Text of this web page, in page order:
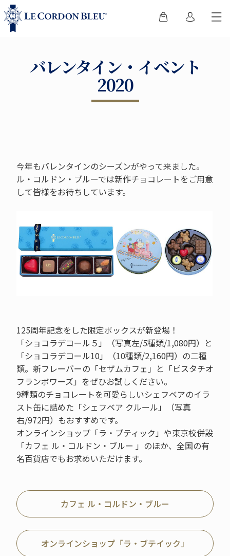
バレンタイン・イベント
2020
今年もバレンタインのシーズンがやって来ました。
ル・コルドン・ブルーでは新作チョコレートをご用意
して皆様をお待ちしています。
125周年記念をした限定ボックスが新登場！
「ショコラデコール５」（写真左/5種類/1,080円）と
「ショコラデコール10」（10種類/2,160円）の二種
類。新フレーバーの「セザムカフェ」と「ピスタチオ
フランボワーズ」をぜひお試しください。
9種類のチョコレートを可愛らしいシェフベアのイラ
スト缶に詰めた「シェフベア クルール」（写真
右/972円）もおすすめです。
オンラインショップ「ラ・ブティック」や東京校併設
「カフェ ル・コルドン・ブルー 」のほか、全国の有
名百貨店でもお求めいただけます。
カフェ ル・コルドン・ブルー
オンラインショップ「ラ・ブテイック」